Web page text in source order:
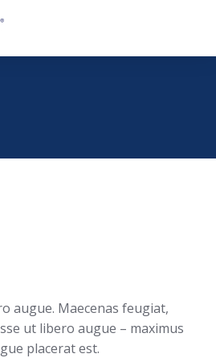
augue. Maecenas feugiat,
ut libero augue – maximus
placerat est.